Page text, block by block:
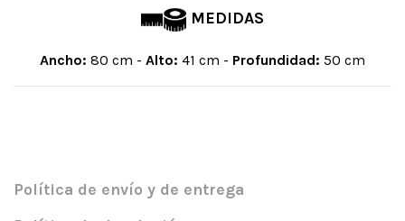
MEDIDAS
Ancho: 80 cm - Alto: 41 cm - Profundidad: 50 cm
Política de envío y de entrega